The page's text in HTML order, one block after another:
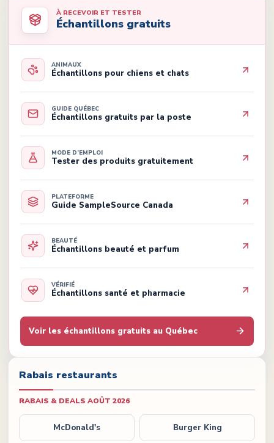
À RECEVOIR ET TESTER
Échantillons gratuits
ANIMAUX
Échantillons pour chiens et chats
GUIDE QUÉBEC
Échantillons gratuits par la poste
MODE D’EMPLOI
Tester des produits gratuitement
PLATEFORME
Guide SampleSource Canada
BEAUTÉ
Échantillons beauté et parfum
VÉRIFIÉ
Échantillons santé et pharmacie
Voir les échantillons gratuits au Québec
Rabais restaurants
RABAIS & DEALS AOÛT 2026
McDonald's Burger King